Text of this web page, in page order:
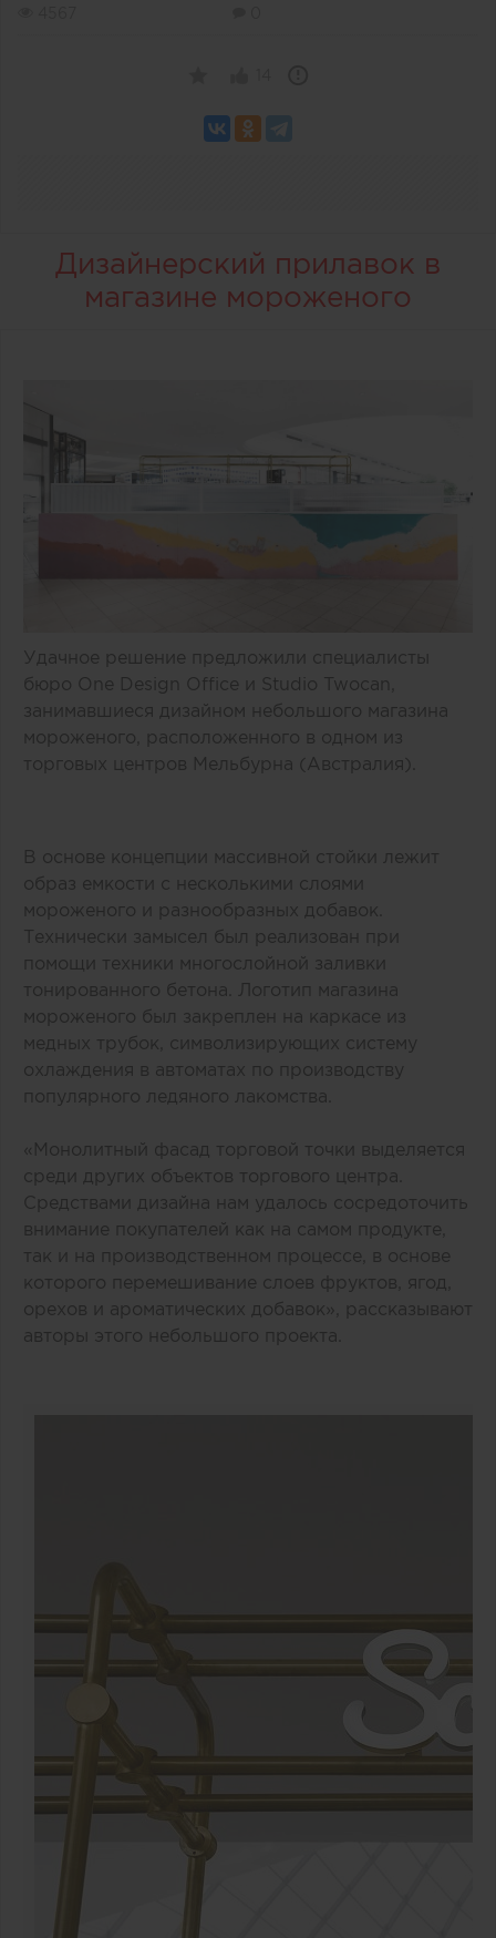
Дизайнерский прилавок в
магазине мороженого
Удачное решение предложили специалисты
бюро One Design Office и Studio Twocan,
занимавшиеся дизайном небольшого магазина
мороженого, расположенного в одном из
торговых центров Мельбурна (Австралия).
В основе концепции массивной стойки лежит
образ емкости с несколькими слоями
мороженого и разнообразных добавок.
Технически замысел был реализован при
помощи техники многослойной заливки
тонированного бетона. Логотип магазина
мороженого был закреплен на каркасе из
медных трубок, символизирующих систему
охлаждения в автоматах по производству
популярного ледяного лакомства.
«Монолитный фасад торговой точки выделяется
среди других объектов торгового центра.
Средствами дизайна нам удалось сосредоточить
внимание покупателей как на самом продукте,
так и на производственном процессе, в основе
которого перемешивание слоев фруктов, ягод,
орехов и ароматических добавок», рассказывают
авторы этого небольшого проекта.